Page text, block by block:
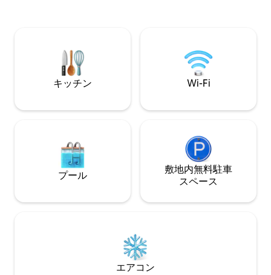
ご用意しております。 カップルが仕事を
したり、リラックスしたり、探索した
り、若返ったりするのに最適な場所で
キッチン Wi-Fi
プール
敷地内無料駐⁠車
ス⁠ペ⁠ー⁠ス
エアコン